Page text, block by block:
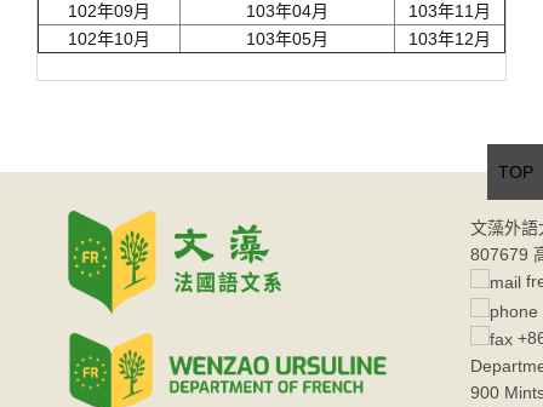
102年09月
103年04月
103年11月
102年10月
103年05月 103年12月
文藻外
807679
900
TOP